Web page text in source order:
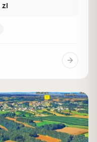
zl